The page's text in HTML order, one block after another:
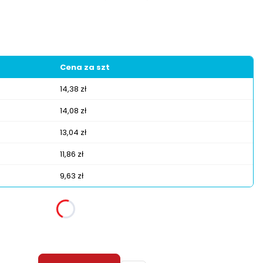
Cena za szt
14,38 zł
14,08 zł
13,04 zł
11,86 zł
9,63 zł